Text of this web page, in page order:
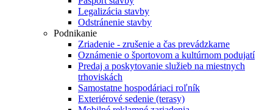
Legalizácia stavby
Odstránenie stavby
Podnikanie
Zriadenie - zrušenie a čas prevádzkarne
Oznámenie o športovom a kultúrnom podujatí
Predaj a poskytovanie služieb na miestnych
trhoviskách
Samostatne hospodáriaci roľník
Exteriérové sedenie (terasy)